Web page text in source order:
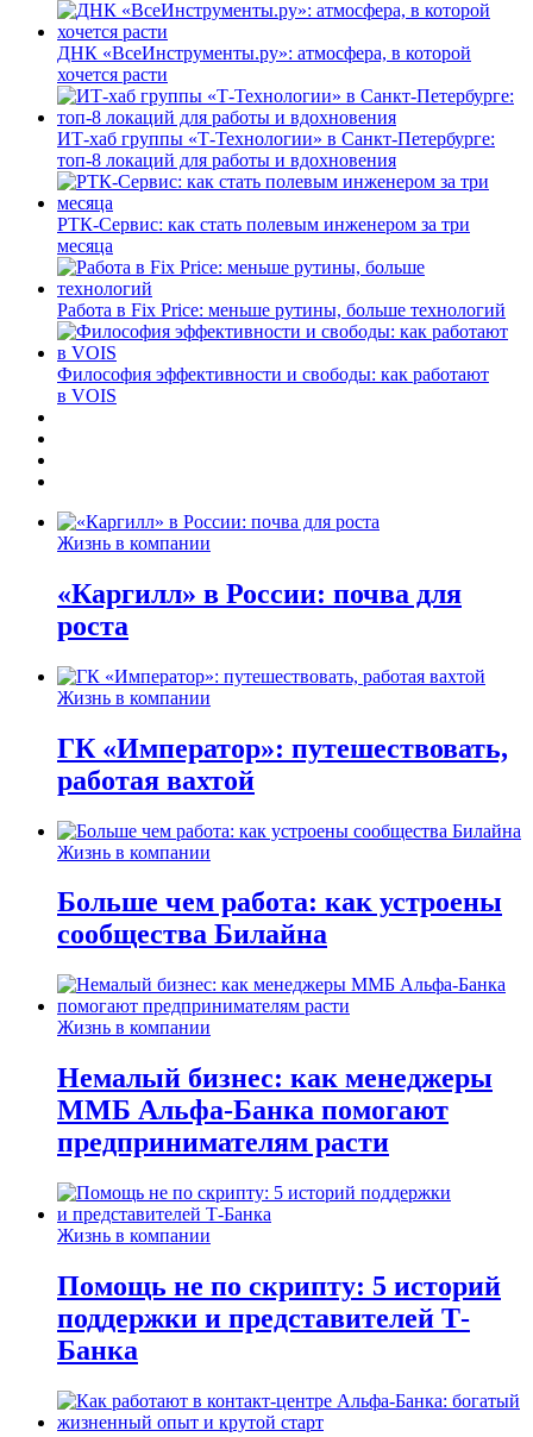
ДНК «ВсеИнструменты.ру»: атмосфера, в которой
хочется расти
ИТ-хаб группы «Т-Технологии» в Санкт-Петербурге:
топ-8 локаций для работы и вдохновения
РТК-Сервис: как стать полевым инженером за три
месяца
Работа в Fix Price: меньше рутины, больше технологий
Философия эффективности и свободы: как работают
в VOIS
Жизнь в компании
«Каргилл» в России: почва для
роста
Жизнь в компании
ГК «Император»: путешествовать,
работая вахтой
Жизнь в компании
Больше чем работа: как устроены
сообщества Билайна
Жизнь в компании
Немалый бизнес: как менеджеры
ММБ Альфа-Банка помогают
предпринимателям расти
Жизнь в компании
Помощь не по скрипту: 5 историй
поддержки и представителей Т-
Банка